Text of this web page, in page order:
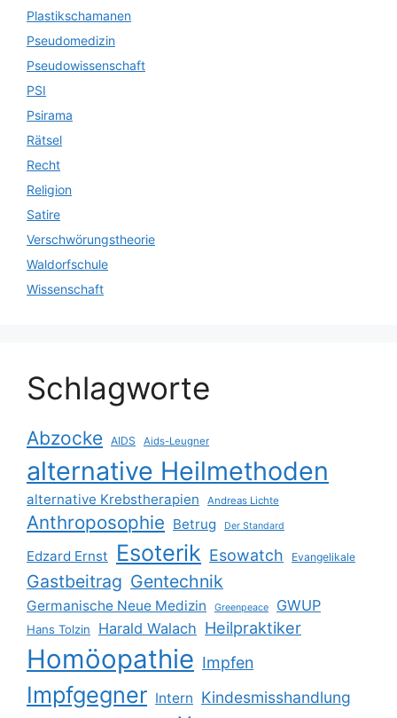
Plastikschamanen
Pseudomedizin
Pseudowissenschaft
PSI
Psirama
Rätsel
Recht
Religion
Satire
Verschwörungstheorie
Waldorfschule
Wissenschaft
Schlagworte
Abzocke AIDS Aids-Leugner
alternative Heilmethoden
alternative Krebstherapien Andreas Lichte
Anthroposophie Betrug Der Standard
Edzard Ernst Esoterik Esowatch Evangelikale
Gastbeitrag Gentechnik
Germanische Neue Medizin Greenpeace GWUP
Hans Tolzin Harald Walach Heilpraktiker
Homöopathie Impfen
Impfgegner Intern Kindesmisshandlung